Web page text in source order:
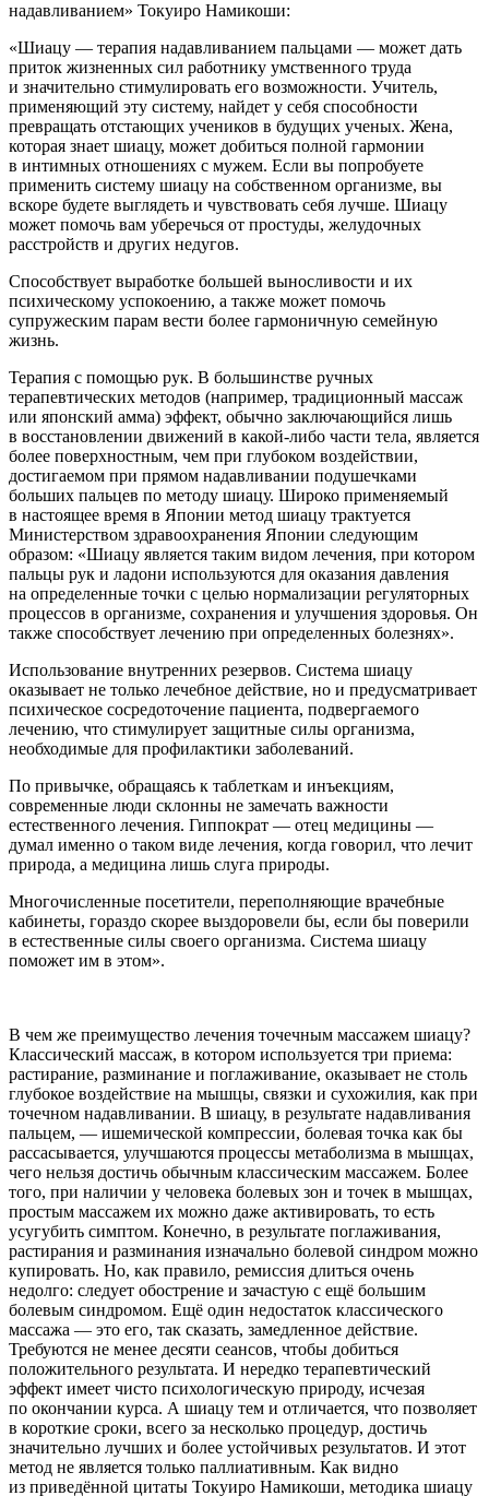
надавливанием» Токуиро Намикоши:
«Шиацу — терапия надавливанием пальцами — может дать
приток жизненных сил работнику умственного труда
и значительно стимулировать его возможности. Учитель,
применяющий эту систему, найдет у себя способности
превращать отстающих учеников в будущих ученых. Жена,
которая знает шиацу, может добиться полной гармонии
в интимных отношениях с мужем. Если вы попробуете
применить систему шиацу на собственном организме, вы
вскоре будете выглядеть и чувствовать себя лучше. Шиацу
может помочь вам уберечься от простуды, желудочных
расстройств и других недугов.
Способствует выработке большей выносливости и их
психическому успокоению, а также может помочь
супружеским парам вести более гармоничную семейную
жизнь.
Терапия с помощью рук. В большинстве ручных
терапевтических методов (например, традиционный массаж
или японский амма) эффект, обычно заключающийся лишь
в восстановлении движений в какой-либо части тела, является
более поверхностным, чем при глубоком воздействии,
достигаемом при прямом надавливании подушечками
больших пальцев по методу шиацу. Широко применяемый
в настоящее время в Японии метод шиацу трактуется
Министерством здравоохранения Японии следующим
образом: «Шиацу является таким видом лечения, при котором
пальцы рук и ладони используются для оказания давления
на определенные точки с целью нормализации регуляторных
процессов в организме, сохранения и улучшения здоровья. Он
также способствует лечению при определенных болезнях».
Использование внутренних резервов. Система шиацу
оказывает не только лечебное действие, но и предусматривает
психическое сосредоточение пациента, подвергаемого
лечению, что стимулирует защитные силы организма,
необходимые для профилактики заболеваний.
По привычке, обращаясь к таблеткам и инъекциям,
современные люди склонны не замечать важности
естественного лечения. Гиппократ — отец медицины —
думал именно о таком виде лечения, когда говорил, что лечит
природа, а медицина лишь слуга природы.
Многочисленные посетители, переполняющие врачебные
кабинеты, гораздо скорее выздоровели бы, если бы поверили
в естественные силы своего организма. Система шиацу
поможет им в этом».
В чем же преимущество лечения точечным массажем шиацу?
Классический массаж, в котором используется три приема:
растирание, разминание и поглаживание, оказывает не столь
глубокое воздействие на мышцы, связки и сухожилия, как при
точечном надавливании. В шиацу, в результате надавливания
пальцем, — ишемической компрессии, болевая точка как бы
рассасывается, улучшаются процессы метаболизма в мышцах,
чего нельзя достичь обычным классическим массажем. Более
того, при наличии у человека болевых зон и точек в мышцах,
простым массажем их можно даже активировать, то есть
усугубить симптом. Конечно, в результате поглаживания,
растирания и разминания изначально болевой синдром можно
купировать. Но, как правило, ремиссия длиться очень
недолго: следует обострение и зачастую с ещё большим
болевым синдромом. Ещё один недостаток классического
массажа — это его, так сказать, замедленное действие.
Требуются не менее десяти сеансов, чтобы добиться
положительного результата. И нередко терапевтический
эффект имеет чисто психологическую природу, исчезая
по окончании курса. А шиацу тем и отличается, что позволяет
в короткие сроки, всего за несколько процедур, достичь
значительно лучших и более устойчивых результатов. И этот
метод не является только паллиативным. Как видно
из приведённой цитаты Токуиро Намикоши, методика шиацу